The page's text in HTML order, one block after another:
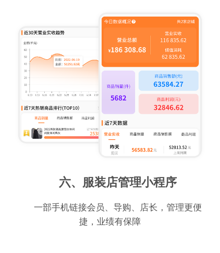
六、服装店管理小程序
一部手机链接会员、导购、店长，管理更便
捷，业绩有保障